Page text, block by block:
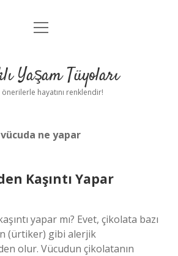
Anasayfa
Yasal Uyarı
menüyü
Yaşam Tüyoları
hayatını renklendir!
ne yapar
Kaşıntı Yapar
yapar mı? Evet, çikolata bazı
(ürtiker) gibi alerjik
olur. Vücudun çikolatanın